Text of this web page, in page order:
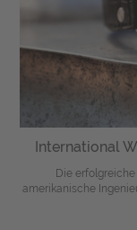
International
Die
amerikanische